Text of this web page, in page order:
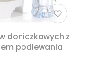
doniczkowych z
podlewania